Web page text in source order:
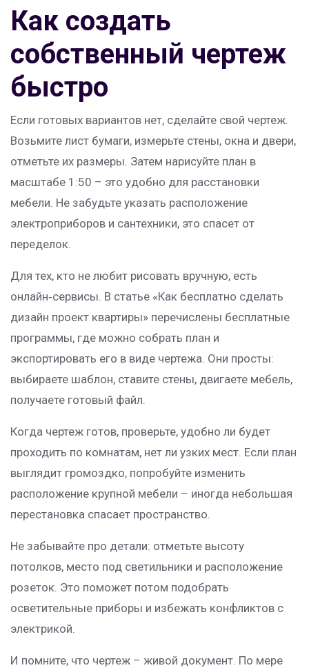
Как создать
собственный чертеж
быстро
Если готовых вариантов нет, сделайте свой чертеж.
Возьмите лист бумаги, измерьте стены, окна и двери,
отметьте их размеры. Затем нарисуйте план в
масштабе 1:50 – это удобно для расстановки
мебели. Не забудьте указать расположение
электроприборов и сантехники, это спасет от
переделок.
Для тех, кто не любит рисовать вручную, есть
онлайн‑сервисы. В статье «Как бесплатно сделать
дизайн проект квартиры» перечислены бесплатные
программы, где можно собрать план и
экспортировать его в виде чертежа. Они просты:
выбираете шаблон, ставите стены, двигаете мебель,
получаете готовый файл.
Когда чертеж готов, проверьте, удобно ли будет
проходить по комнатам, нет ли узких мест. Если план
выглядит громоздко, попробуйте изменить
расположение крупной мебели – иногда небольшая
перестановка спасает пространство.
Не забывайте про детали: отметьте высоту
потолков, место под светильники и расположение
розеток. Это поможет потом подобрать
осветительные приборы и избежать конфликтов с
электрикой.
И помните, что чертеж – живой документ. По мере